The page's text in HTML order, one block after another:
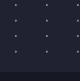
0
0
0
0
0
0
0
0
0
0
0
0